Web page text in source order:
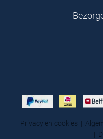
Privacy en cookies |
|